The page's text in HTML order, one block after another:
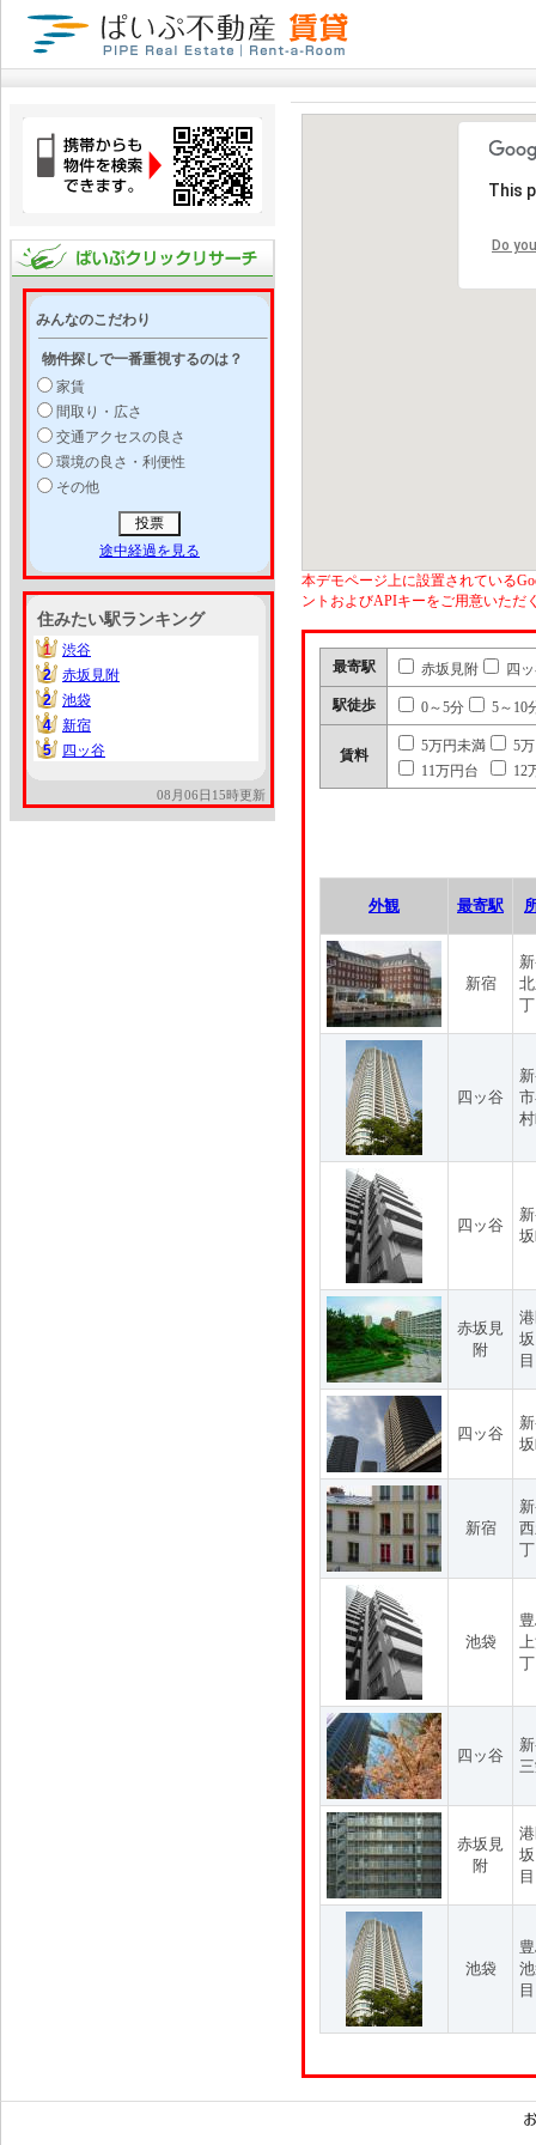
みんなのこだわり
物件探しで一番重視するのは？
家賃
間取り・広さ
交通アクセスの良さ
環境の良さ・利便性
その他
途中経過を見る
住みたい駅ランキング
1
1
渋谷
2
2
赤坂見附
2
2
池袋
4
4
新宿
5
5 四ッ谷
08月06日15時更新
This
Do
本デモページ上に設置されている
ントおよびAPIキーをご用意いただ
最寄駅 赤坂見附 四
駅徒歩 0～5分 5～10
賃料
5万円未満
5
11万円台
12
外観 最寄駅
新宿
四ッ谷
四ッ谷
赤坂見
附
目
四ッ谷
新宿
池袋
四ッ谷
赤坂見
附
目
池袋
目